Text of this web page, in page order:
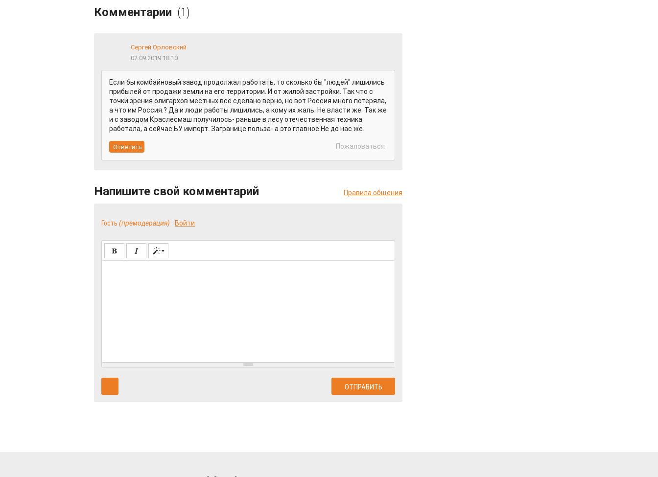
Комментарии (1)
Сергей Орловский
02.09.2019 18:10
Если бы комбайновый завод продолжал работать, то сколько бы "людей" лишились
прибылей от продажи земли на его территории. И от жилой застройки. Так что с
точки зрения олигархов местных всё сделано верно, но вот Россия много потеряла,
а что им Россия.? Да и люди работы лишились, а кому их жаль. Не власти же. Так же
и с заводом Краслесмаш получилось- раньше в лесу отечественная техника
работала, а сейчас БУ импорт. Загранице польза- а это главное Не до нас же.
Пожаловаться
Напишите свой комментарий Правила общения
Гость (премодерация) Войти